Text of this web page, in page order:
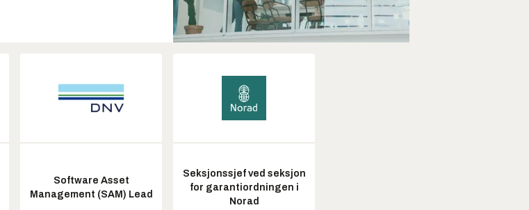
Software Asset
Management (SAM) Lead
Seksjonssjef ved seksjon
for garantiordningen i
Norad